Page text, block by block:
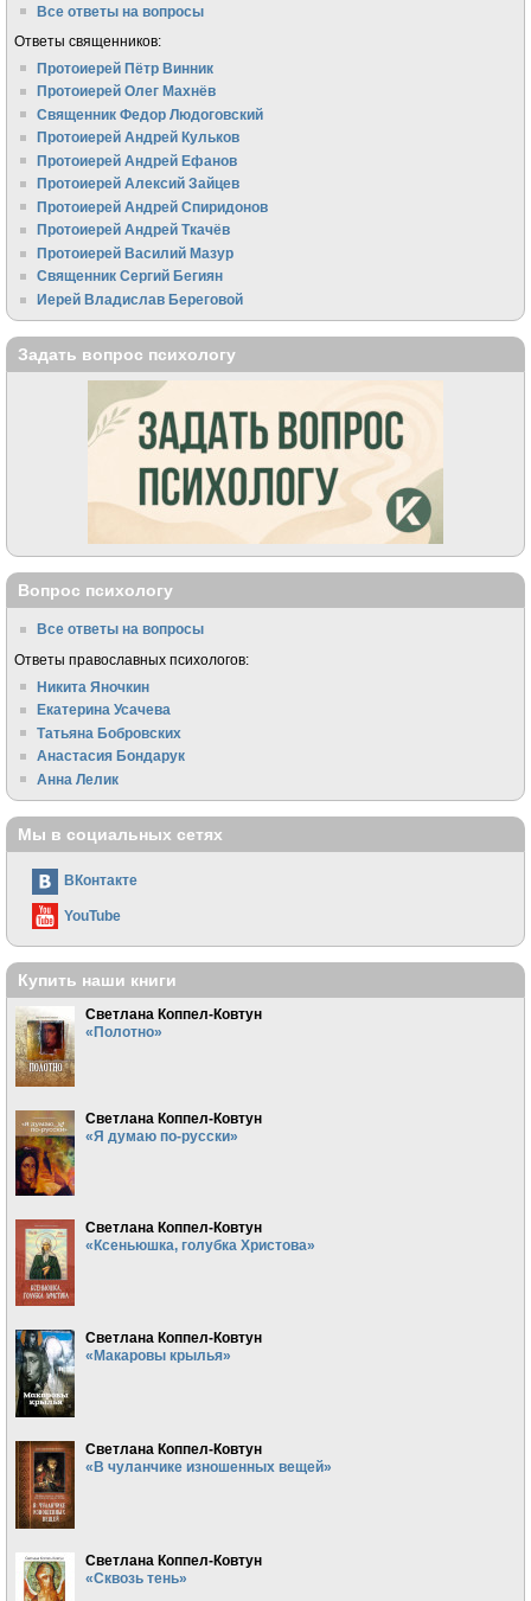
Все ответы на вопросы
Ответы священников:
Протоиерей Пётр Винник
Протоиерей Олег Махнёв
Священник Федор Людоговский
Протоиерей Андрей Кульков
Протоиерей Андрей Ефанов
Протоиерей Алексий Зайцев
Протоиерей Андрей Спиридонов
Протоиерей Андрей Ткачёв
Протоиерей Василий Мазур
Священник Сергий Бегиян
Иерей Владислав Береговой
Задать вопрос психологу
Вопрос психологу
Все ответы на вопросы
Ответы православных психологов:
Никита Яночкин
Екатерина Усачева
Татьяна Бобровских
Анастасия Бондарук
Анна Лелик
Мы в социальных сетях
ВКонтакте
YouTube
Купить наши книги
Светлана Коппел-Ковтун
«Полотно»
Светлана Коппел-Ковтун
«Я думаю по-русски»
Светлана Коппел-Ковтун
«Ксеньюшка, голубка Христова»
Светлана Коппел-Ковтун
«Макаровы крылья»
Светлана Коппел-Ковтун
«В чуланчике изношенных вещей»
Светлана Коппел-Ковтун
«Сквозь тень»